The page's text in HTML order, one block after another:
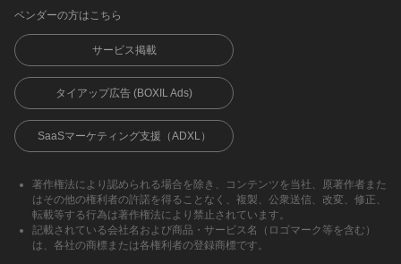
ベンダーの方はこちら
サービス掲載
タイアップ広告 (BOXIL Ads)
SaaSマーケティング支援（ADXL）
著作権法により認められる場合を除き、コンテンツを当社、原著作者また
はその他の権利者の許諾を得ることなく、複製、公衆送信、改変、修正、
転載等する行為は著作権法により禁止されています。
記載されている会社名および商品・サービス名（ロゴマーク等を含む）
は、各社の商標または各権利者の登録商標です。